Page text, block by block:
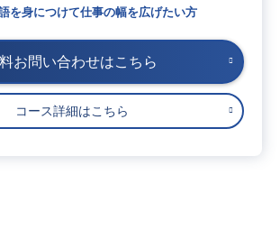
を身につけて仕事の幅を広げたい方
お問い合わせはこちら
コース詳細はこちら